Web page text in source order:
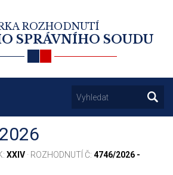
ROZHODNUTÍ
SPRÁVNÍHO SOUDU
XXIV · ROZHODNUTÍ Č: 4746/2026 -